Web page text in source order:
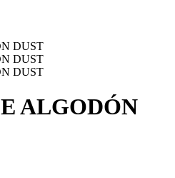
ALGODÓN